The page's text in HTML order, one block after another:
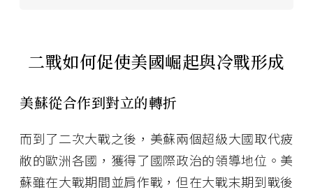
二戰如何促使美國崛起與冷戰形成
美蘇從合作到對立的轉折
而到了二次大戰之後，美蘇兩個超級大國取代疲
敝的歐洲各國，獲得了國際政治的領導地位。美
蘇雖在大戰期間並肩作戰，但在大戰末期到戰後